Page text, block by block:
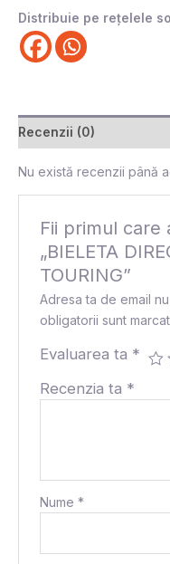
Distribuie pe rețelele
Recenzii (0)
Nu există recenzii până
Fii primul care
„BIELETA
TOURING”
Adresa ta de email
obligatorii sunt
Evaluarea ta *
Recenzia ta *
Nume*